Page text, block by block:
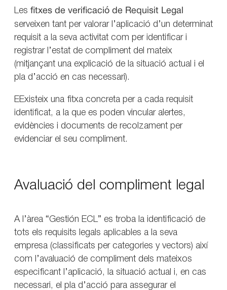
Les fitxes de verificació de Requisit Legal
serveixen tant per valorar l’aplicació d’un determinat
requisit a la seva activitat com per identificar i
registrar l’estat de compliment del mateix
(mitjançant una explicació de la situació actual i el
pla d’acció en cas necessari).
EExisteix una fitxa concreta per a cada requisit
identificat, a la que es poden vincular alertes,
evidències i documents de recolzament per
evidenciar el seu compliment.
Avaluació del compliment legal
A l’àrea “Gestión ECL” es troba la identificació de
tots els requisits legals aplicables a la seva
empresa (classificats per categories y vectors) així
com l’avaluació de compliment dels mateixos
especificant l’aplicació, la situació actual i, en cas
necessari, el pla d’acció para assegurar el